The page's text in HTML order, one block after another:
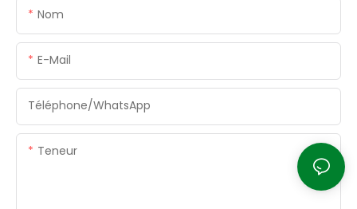
Nom
E-Mail
Téléphone/WhatsApp
Teneur